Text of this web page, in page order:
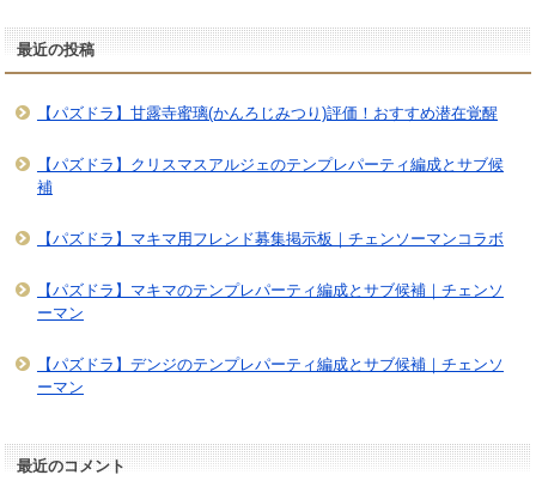
最近の投稿
【パズドラ】甘露寺蜜璃(かんろじみつり)評価！おすすめ潜在覚醒
【パズドラ】クリスマスアルジェのテンプレパーティ編成とサブ候
補
【パズドラ】マキマ用フレンド募集掲示板｜チェンソーマンコラボ
【パズドラ】マキマのテンプレパーティ編成とサブ候補｜チェンソ
ーマン
【パズドラ】デンジのテンプレパーティ編成とサブ候補｜チェンソ
ーマン
最近のコメント